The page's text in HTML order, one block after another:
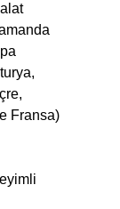
Fransa)